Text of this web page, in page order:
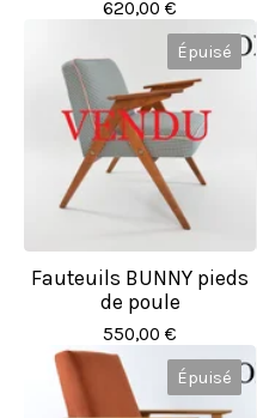
620,00 €
Épuisé
Fauteuils BUNNY pieds
de poule
550,00 €
Épuisé